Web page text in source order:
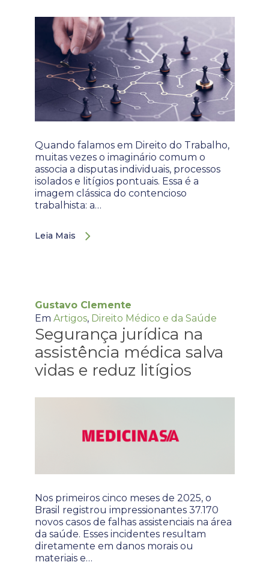
Quando falamos em Direito do Trabalho,
muitas vezes o imaginário comum o
associa a disputas individuais, processos
isolados e litígios pontuais. Essa é a
imagem clássica do contencioso
trabalhista: a…
Leia Mais
Gustavo Clemente
Em Artigos, Direito Médico e da Saúde
Segurança jurídica na
assistência médica salva
vidas e reduz litígios
Nos primeiros cinco meses de 2025, o
Brasil registrou impressionantes 37.170
novos casos de falhas assistenciais na área
da saúde. Esses incidentes resultam
diretamente em danos morais ou
materiais e…